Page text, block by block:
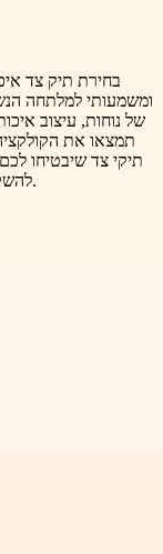
בחירת תיק צד
ומשמעותי למלתחה
של נוחות, עיצוב
תיקי צד שיבטיחו
להשקיע בתיק שיקפיץ את המראה שלכם לרמה הבאה.